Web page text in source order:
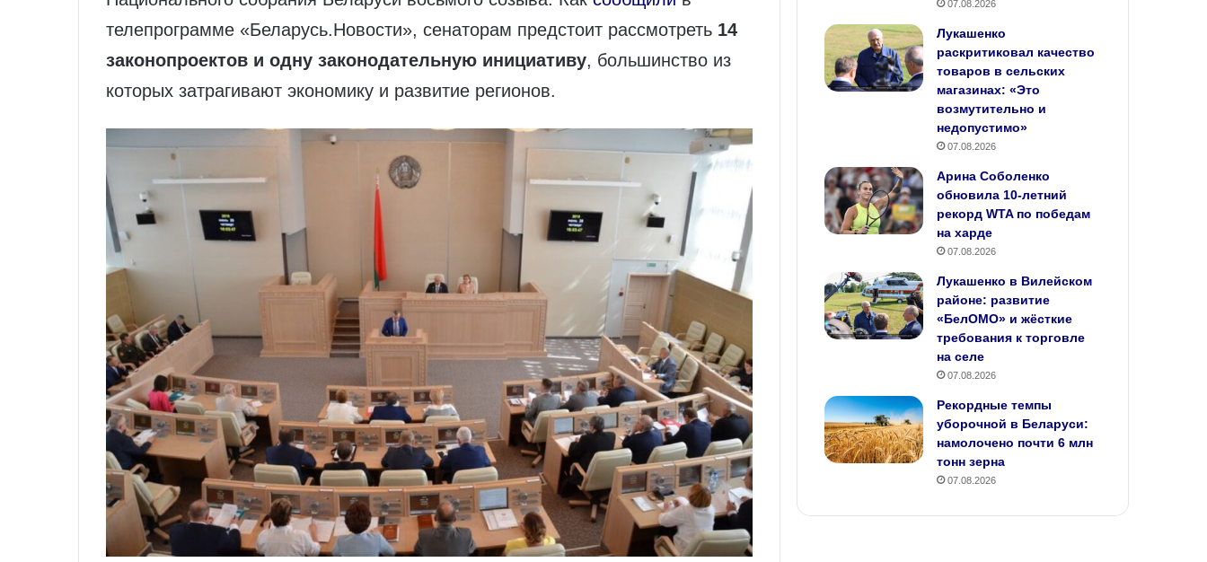
телепрограмме «Беларусь.Новости», сенаторам предстоит рассмотреть 14
законопроектов и одну законодательную инициативу, большинство из
которых затрагивают экономику и развитие регионов.
07.08.2026
Лукашенко
раскритиковал качество
товаров в сельских
магазинах: «Это
возмутительно и
недопустимо»
07.08.2026
Арина Соболенко
обновила 10‑летний
рекорд WTA по победам
на харде
07.08.2026
Лукашенко в Вилейском
районе: развитие
«БелОМО» и жёсткие
требования к торговле
на селе
07.08.2026
Рекордные темпы
уборочной в Беларуси:
намолочено почти 6 млн
тонн зерна
07.08.2026